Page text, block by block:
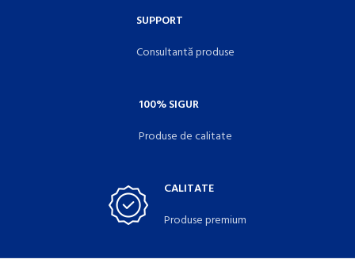
SUPPORT
Consultantă produse
100% SIGUR
Produse de calitate
CALITATE
Produse premium